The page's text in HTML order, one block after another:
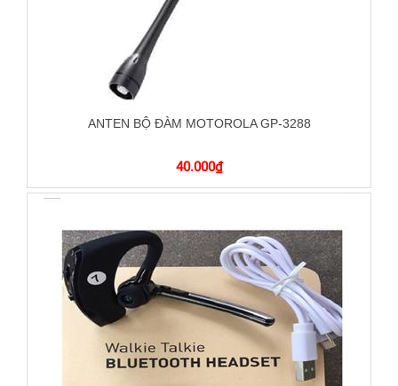
ANTEN BỘ ĐÀM MOTOROLA GP-3288
40.000₫